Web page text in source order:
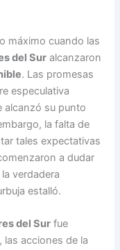
máximo cuando las
del Sur alcanzaron
. Las promesas
especulativa
alcanzó su punto
la falta de
tales expectativas
a dudar
verdadera
estalló.
del Sur fue
, las acciones de la